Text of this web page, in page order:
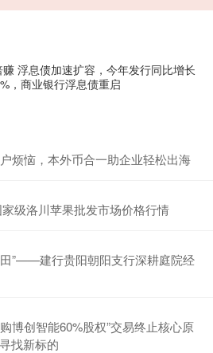
赚 浮息债加速扩容，今年发行同比增长
，商业银行浮息债重启
烦恼，本外币合一助企业轻松出海
级洛川苹果批发市场价格行情
田”——建行贵阳朝阳支行深耕庭院经
博创智能60%股权”交易终止核心原
找新标的